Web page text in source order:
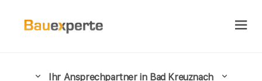
Ihr Ansprechpartner in Bad Kreuznach